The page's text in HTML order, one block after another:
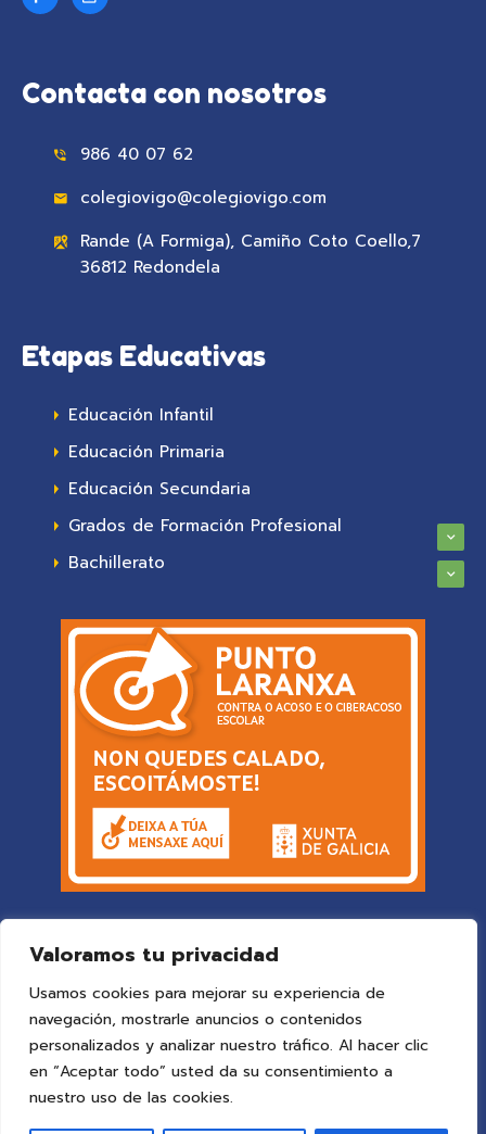
Valoramos tu privacidad
Usamos cookies para mejorar su experiencia de
navegación, mostrarle anuncios o contenidos
personalizados y analizar nuestro tráfico. Al hacer clic
en “Aceptar todo” usted da su consentimiento a
nuestro uso de las cookies.
Contacta con nosotros
986 40 07 62
colegiovigo@colegiovigo.com
Rande (A Formiga), Camiño Coto Coello,7
36812 Redondela
Etapas Educativas
Educación Infantil
Educación Primaria
Educación Secundaria
Grados de Formación Profesional
Bachillerato
© 2025 Colegio Vigoby ideaspropias publicidad&web
Todos los derechos reservados.